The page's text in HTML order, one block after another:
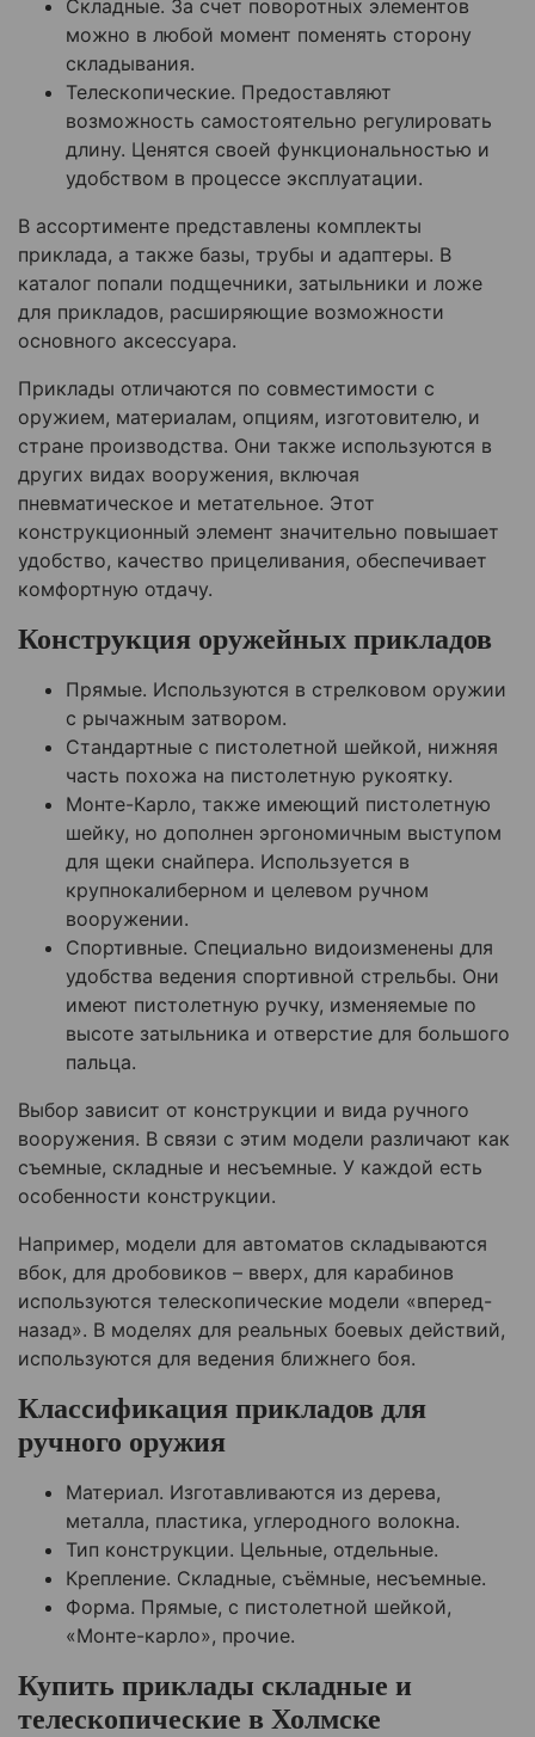
Складные. За счет поворотных элементов
можно в любой момент поменять сторону
складывания.
Телескопические. Предоставляют
возможность самостоятельно регулировать
длину. Ценятся своей функциональностью и
удобством в процессе эксплуатации.
В ассортименте представлены комплекты
приклада, а также базы, трубы и адаптеры. В
каталог попали подщечники, затыльники и ложе
для прикладов, расширяющие возможности
основного аксессуара.
Приклады отличаются по совместимости с
оружием, материалам, опциям, изготовителю, и
стране производства. Они также используются в
других видах вооружения, включая
пневматическое и метательное. Этот
конструкционный элемент значительно повышает
удобство, качество прицеливания, обеспечивает
комфортную отдачу.
Конструкция оружейных прикладов
Прямые. Используются в стрелковом оружии
с рычажным затвором.
Стандартные с пистолетной шейкой, нижняя
часть похожа на пистолетную рукоятку.
Монте-Карло, также имеющий пистолетную
шейку, но дополнен эргономичным выступом
для щеки снайпера. Используется в
крупнокалиберном и целевом ручном
вооружении.
Спортивные. Специально видоизменены для
удобства ведения спортивной стрельбы. Они
имеют пистолетную ручку, изменяемые по
высоте затыльника и отверстие для большого
пальца.
Выбор зависит от конструкции и вида ручного
вооружения. В связи с этим модели различают как
съемные, складные и несъемные. У каждой есть
особенности конструкции.
Например, модели для автоматов складываются
вбок, для дробовиков – вверх, для карабинов
используются телескопические модели «вперед-
назад». В моделях для реальных боевых действий,
используются для ведения ближнего боя.
Классификация прикладов для
ручного оружия
Материал. Изготавливаются из дерева,
металла, пластика, углеродного волокна.
Тип конструкции. Цельные, отдельные.
Крепление. Складные, съёмные, несъемные.
Форма. Прямые, с пистолетной шейкой,
«Монте-карло», прочие.
Купить приклады складные и
телескопические в Холмске